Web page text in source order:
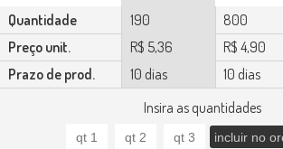
Insira as quantidades
Quantidade
190 800
Preço unit.
R$ 5,36 R$ 4,90
Prazo de prod.
10 dias 10 dias